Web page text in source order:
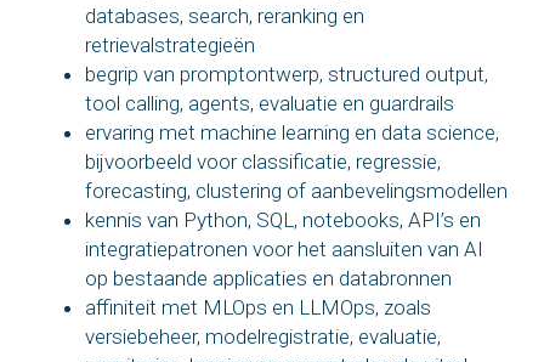
databases, search, reranking en
retrievalstrategieën
begrip van promptontwerp, structured output,
tool calling, agents, evaluatie en guardrails
ervaring met machine learning en data science,
bijvoorbeeld voor classificatie, regressie,
forecasting, clustering of aanbevelingsmodellen
kennis van Python, SQL, notebooks, API’s en
integratiepatronen voor het aansluiten van AI
op bestaande applicaties en databronnen
affiniteit met MLOps en LLMOps, zoals
versiebeheer, modelregistratie, evaluatie,